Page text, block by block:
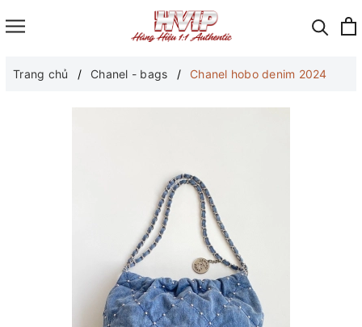
Trang chủ Chanel - bags Chanel hobo denim 2024